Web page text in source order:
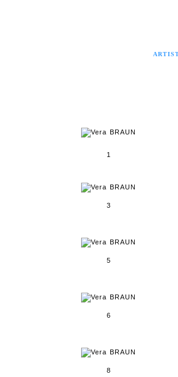
1
3
5
6
8